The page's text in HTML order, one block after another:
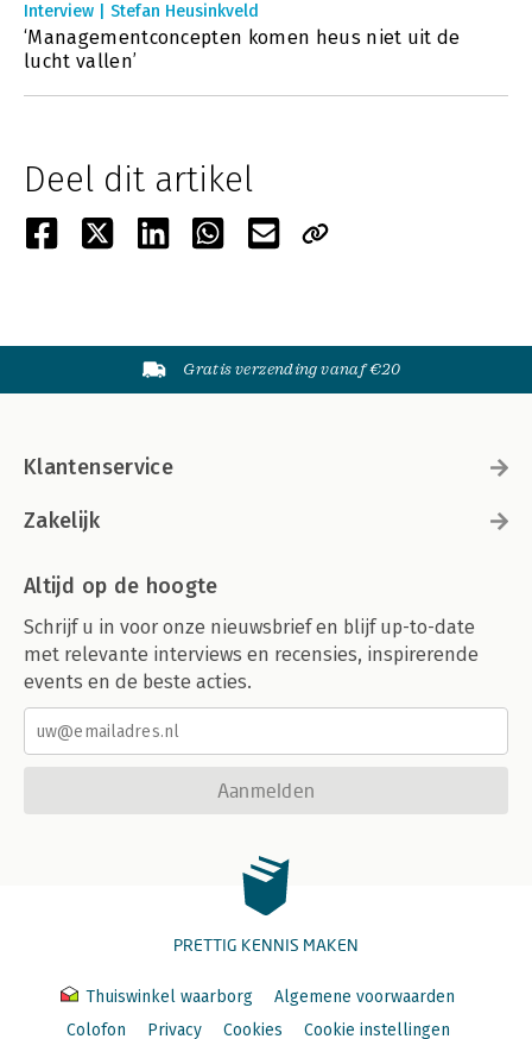
Interview | Stefan Heusinkveld
‘Managementconcepten komen heus niet uit de
lucht vallen’
Deel dit artikel
Gratis verzending vanaf €20
Klantenservice
Zakelijk
Altijd op de hoogte
Schrijf u in voor onze nieuwsbrief en blijf up-to-date
met relevante interviews en recensies, inspirerende
events en de beste acties.
Aanmelden
PRETTIG KENNIS MAKEN
Thuiswinkel waarborg
Algemene voorwaarden
Colofon
Privacy Cookies Cookie instellingen